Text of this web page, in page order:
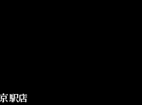
駅店